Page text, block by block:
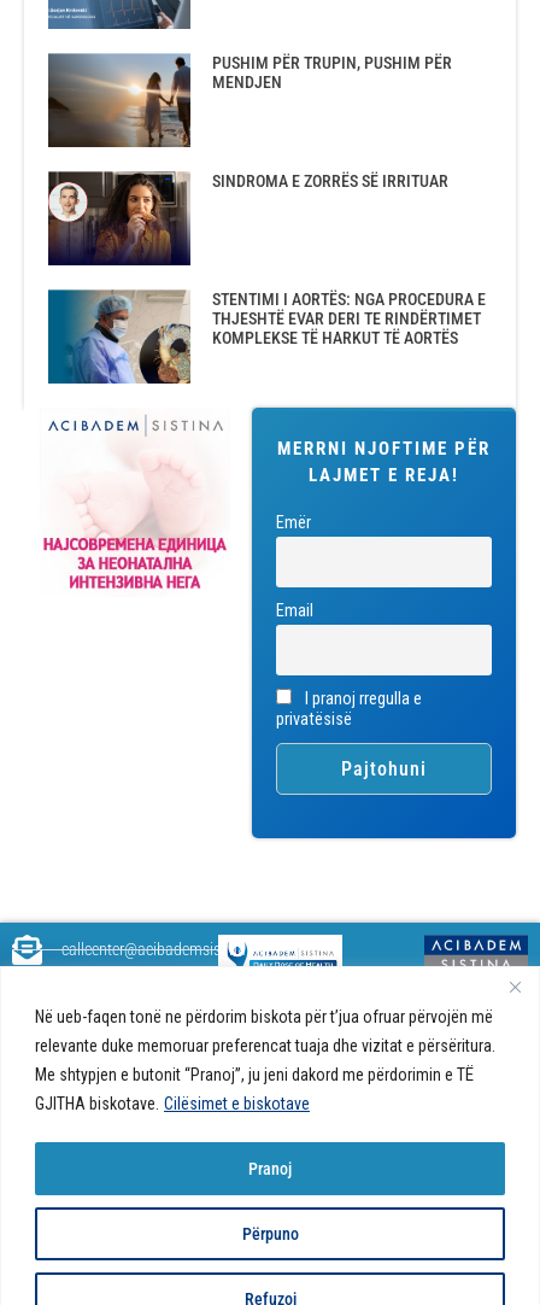
Në ueb-faqen tonë ne përdorim biskota për t’jua ofruar përvojën më
relevante duke memoruar preferencat tuaja dhe vizitat e përsëritura.
Me shtypjen e butonit “Pranoj”, ju jeni dakord me përdorimin e TË
GJITHA biskotave. Cilësimet e biskotave
Përpuno
Refuzoj
Pranoj
PUSHIM PËR TRUPIN, PUSHIM PËR
MENDJEN
SINDROMA E ZORRËS SË IRRITUAR
STENTIMI I AORTËS: NGA PROCEDURA E
THJESHTË EVAR DERI TE RINDËRTIMET
KOMPLEKSE TË HARKUT TË AORTËS
MERRNI NJOFTIME PËR
LAJMET E REJA!
Emër
Email
I pranoj rregulla e
privatësisë
këshilla shëndetësore rreth
shëndetit tuaj. Ne kemi krijuar
një ueb portal që do t'ju ofrojë
përgjigjet e pyetjeve tuaja në
shëndetshme.
callcenter@acibademsistina.mk
Ul. Skupi 5A Shkup
Sistina - Bëhet
fjalë për jetën!
rezervuara
Politika e biskotave në ueb-faqe |
privatësisë